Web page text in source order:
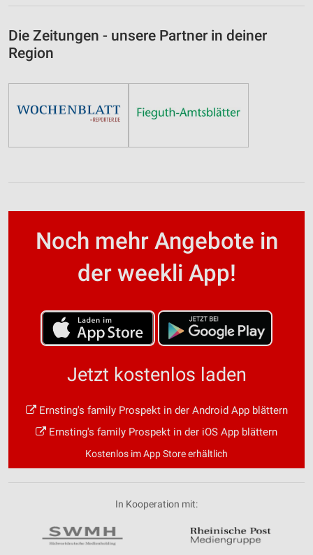
Die Zeitungen - unsere Partner in deiner
Region
Noch mehr Angebote in
der weekli App!
Jetzt kostenlos laden
Ernsting's family Prospekt in der Android App blättern
Ernsting's family Prospekt in der iOS App blättern
Kostenlos im App Store erhältlich
In Kooperation mit: